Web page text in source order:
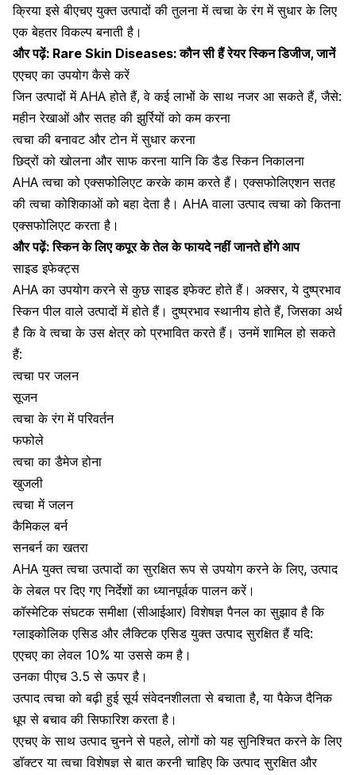
क्रिया इसे बीएचए युक्त उत्पादों की तुलना में त्वचा के रंग में सुधार के लिए
एक बेहतर विकल्प बनाती है।
और पढ़ें: Rare Skin Diseases: कौन सी हैं रेयर स्किन डिजीज, जानें
एएचए का उपयोग कैसे करें
जिन उत्पादों में AHA होते हैं, वे कई लाभों के साथ नजर आ सकते हैं, जैसे:
महीन रेखाओं और सतह की झुर्रियों को कम करना
त्वचा की बनावट और टोन में सुधार करना
छिद्रों को खोलना और साफ करना यानि कि डैड स्किन निकालना
AHA त्वचा को एक्सफोलिएट करके काम करते हैं। एक्सफोलिएशन सतह
की त्वचा कोशिकाओं को बहा देता है। AHA वाला उत्पाद त्वचा को कितना
एक्सफोलिएट करता है।
और पढ़ें:स्किन के लिए कपूर के तेल के फायदे नहीं जानते होंगे आप
साइड इफेक्ट्स
AHA का उपयोग करने से कुछ साइड इफेक्ट होते हैं। अक्सर, ये दुष्प्रभाव
स्किन पील वाले उत्पादों में होते हैं। दुष्प्रभाव स्थानीय होते हैं, जिसका अर्थ
है कि वे त्वचा के उस क्षेत्र को प्रभावित करते हैं। उनमें शामिल हो सकते
हैं:
त्वचा पर जलन
सूजन
त्वचा के रंग में परिवर्तन
फफोले
त्वचा का डैमेज होना
खुजली
त्वचा में जलन
कैमिकल बर्न
सनबर्न का खतरा
AHA युक्त त्वचा उत्पादों का सुरक्षित रूप से उपयोग करने के लिए, उत्पाद
के लेबल पर दिए गए निर्देशों का ध्यानपूर्वक पालन करें।
कॉस्मेटिक संघटक समीक्षा (सीआईआर) विशेषज्ञ पैनल का सुझाव है कि
ग्लाइकोलिक एसिड और लैक्टिक एसिड युक्त उत्पाद सुरक्षित हैं यदि:
एएचए का लेवल 10% या उससे कम है।
उनका पीएच 3.5 से ऊपर है।
उत्पाद त्वचा को बढ़ी हुई सूर्य संवेदनशीलता से बचाता है, या पैकेज दैनिक
धूप से बचाव की सिफारिश करता है।
एएचए के साथ उत्पाद चुनने से पहले, लोगों को यह सुनिश्चित करने के लिए
डॉक्टर या त्वचा विशेषज्ञ से बात करनी चाहिए कि उत्पाद सुरक्षित और